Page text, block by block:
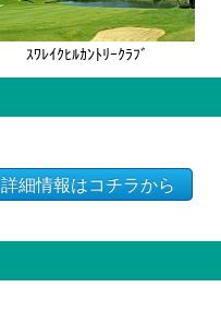
ｽﾜﾚｲｸﾋﾙｶﾝﾄﾘｰｸﾗﾌﾞ
詳細情報はコチラから